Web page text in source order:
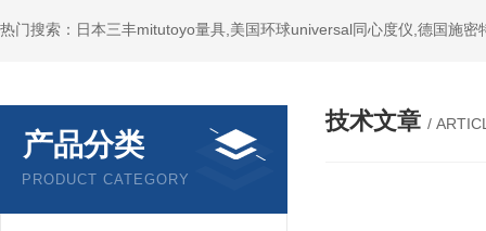
产品分类
PRODUCT CATEGORY
技术文章 /